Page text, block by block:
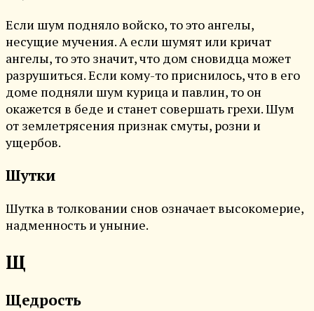
Если шум подняло войско, то это ангелы,
несущие мучения. А если шумят или кричат
ангелы, то это значит, что дом сновидца может
разрушиться. Если кому-то приснилось, что в его
доме подняли шум курица и павлин, то он
окажется в беде и станет совершать грехи. Шум
от землетрясения признак смуты, розни и
ущербов.
Шутки
Шутка в толковании снов означает высокомерие,
надменность и уныние.
Щ
Щедрость